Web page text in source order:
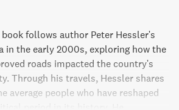
follows author Peter Hessler's
in the early 2000s, exploring how the
roads impacted the country's
Through his travels, Hessler shares
average people who have reshaped